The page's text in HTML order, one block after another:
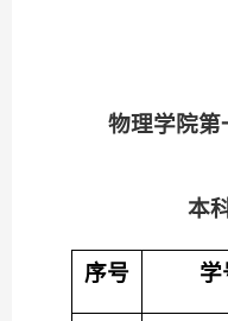
物理学院第
本
序号 学